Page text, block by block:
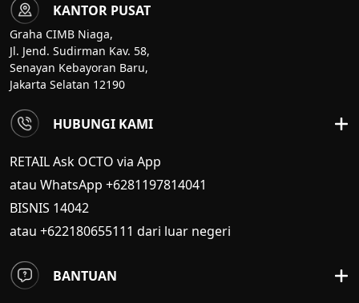
KANTOR PUSAT
Graha CIMB Niaga,
Jl. Jend. Sudirman Kav. 58,
Senayan Kebayoran Baru,
Jakarta Selatan 12190
HUBUNGI KAMI
RETAIL Ask OCTO via App
atau WhatsApp +6281197814041
BISNIS 14042
atau +622180655111 dari luar negeri
BANTUAN